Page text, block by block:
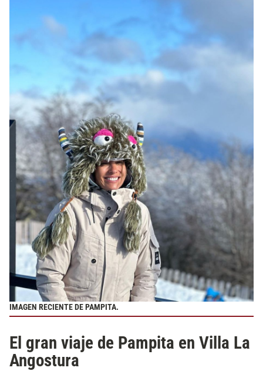
IMAGEN RECIENTE DE PAMPITA.
El gran viaje de Pampita en Villa La
Angostura